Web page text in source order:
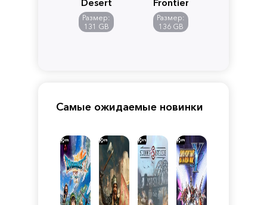
Размер:
131 GB
of
Pandora
Размер:
136 GB
Самые ожидаемые новинки